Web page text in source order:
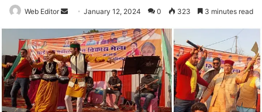
Web Editor
Send
email
January 12, 2024 0 323 3 minutes read